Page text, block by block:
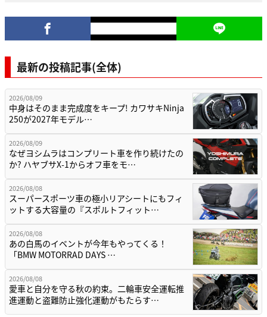
最新の投稿記事(全体)
2026/08/09
中身はそのまま完成度をキープ! カワサキNinja
250が2027年モデル…
2026/08/09
なぜヨシムラはコンプリート車を作り続けたの
か? ハヤブサX-1からオフ車をモ…
2026/08/08
スーパースポーツ車の極小リアシートにもフィ
ットする大容量の『スポルトフィット…
2026/08/08
あの白馬のイベントが今年もやってくる！
「BMW MOTORRAD DAYS …
2026/08/08
愛車と自分を守る秋の約束。二輪車安全運転推
進運動と盗難防止強化運動がもたらす…